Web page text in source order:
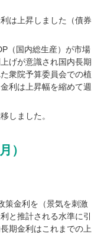
は上昇しました（債券
（国内総生産）が市場
げが意識され国内長期
衆院予算委員会での植
利は上昇幅を縮めて週
しました。
）
策金利を（景気を刺激
と推計される水準に引
期金利はこれまでの上